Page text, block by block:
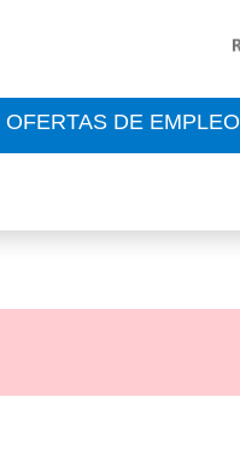
OFERTAS DE EMPLEO